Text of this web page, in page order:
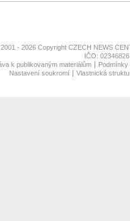
- 2026 Copyright CZECH NEWS
IČO:
k publikovaným materiálům
Nastavení soukromí
Vlastnická